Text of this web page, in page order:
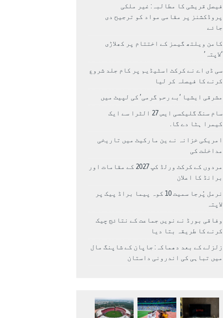
فیصل قریشی کا مطالبہ: غیر ملکی
پروڈکشنز پر مقامی مواد کو ترجیح دی
جائے
کامن ویلتھ گیمز کے اختتام پر کھلاڑی
‘لاپتہ’
سی ڈی اے نے کرکٹ اسٹیڈیم پر کام جلد شروع
کرنے کا فیصلہ کر لیا
مشرقی ایشیا ‘بے رحم گرمی’ کی لپیٹ میں
سام سنگ گلیکسی ایس 27 الٹرا سے ایک
کیمرا ہٹا دے گا.
امریکی خزانہ نے ین مارکیٹ میں تاریخی
مداخلت کی
مردوں کے کرکٹ ورلڈ کپ 2027 کے مقامات اور
برانڈ کا اعلان
نرمل پُرجا سمیت 10 کوہ پیما براڈ پیک پر
لاپتہ
وفاقی بورڈ نے نویں جماعت کے نتائج چیک
کرنے کا طریقہ بتا دیا
زلزلے کے بعد دھماکہ: جاپان کے شاپنگ مال
میں تباہی کی اندرونی داستان